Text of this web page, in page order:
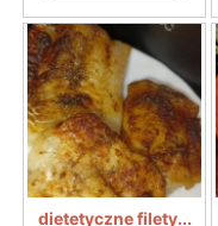
dietetyczne filety...